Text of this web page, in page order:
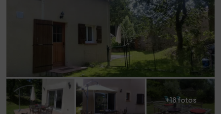
+18 fotos